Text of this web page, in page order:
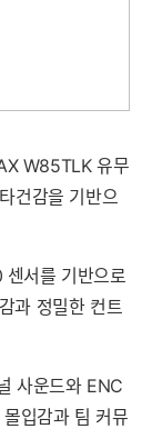
W85TLK 유무
건감을 기반으
서를 기반으로
과 정밀한 컨트
사운드와 ENC
입감과 팀 커뮤